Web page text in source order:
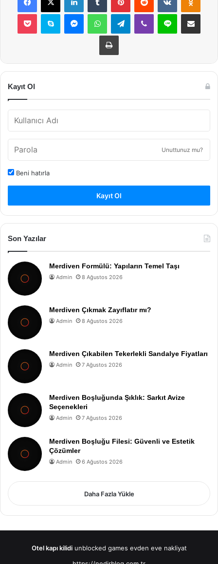
Pocket Skype MessengerWhatsAppTelegramViber Line E-Posta ile
Yazdır
Kayıt Ol
Unuttunuz mu?
Beni hatırla
Kayıt Ol
Son Yazılar
Merdiven Formülü: Yapıların Temel Taşı
Admin 8 Ağustos 2026
Merdiven Çıkmak Zayıflatır mı?
Admin 8 Ağustos 2026
Merdiven Çıkabilen Tekerlekli Sandalye Fiyatları
Admin 7 Ağustos 2026
Merdiven Boşluğunda Şıklık: Sarkıt Avize
Seçenekleri
Admin 7 Ağustos 2026
Merdiven Boşluğu Filesi: Güvenli ve Estetik
Çözümler
Admin 6 Ağustos 2026
Daha Fazla Yükle
Otel kapı kilidi unblocked games evden eve nakliyat